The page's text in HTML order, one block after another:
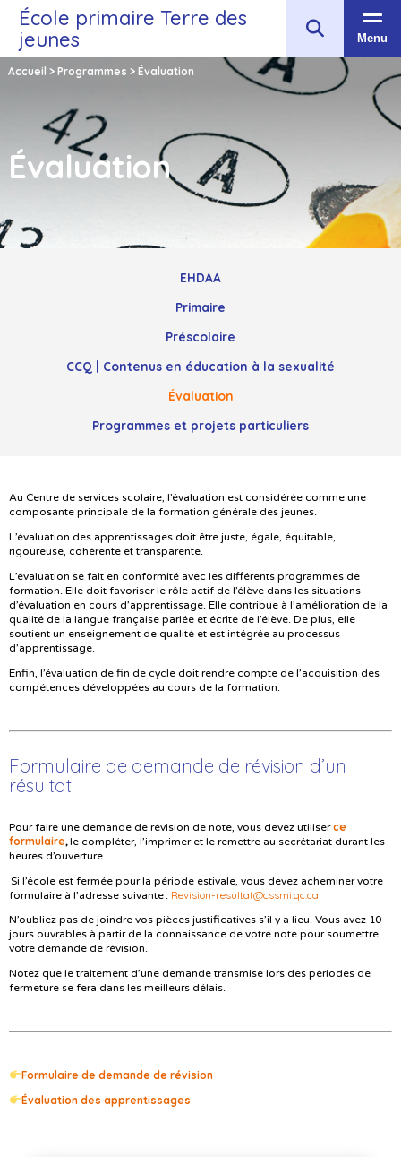
École primaire Terre des
jeunes
Menu
Accueil > Programmes > Évaluation
Évaluation
EHDAA
Primaire
Préscolaire
CCQ | Contenus en éducation à la sexualité
Évaluation
Programmes et projets particuliers
Au Centre de services scolaire, l’évaluation est considérée comme une
composante principale de la formation générale des jeunes.
L’évaluation des apprentissages doit être juste, égale, équitable,
rigoureuse, cohérente et transparente.
L’évaluation se fait en conformité avec les différents programmes de
formation. Elle doit favoriser le rôle actif de l’élève dans les situations
d’évaluation en cours d’apprentissage. Elle contribue à l’amélioration de la
qualité de la langue française parlée et écrite de l’élève. De plus, elle
soutient un enseignement de qualité et est intégrée au processus
d’apprentissage.
Enfin, l’évaluation de fin de cycle doit rendre compte de l’acquisition des
compétences développées au cours de la formation.
Formulaire de demande de révision d’un
résultat
Pour faire une demande de révision de note, vous devez utiliser ce
formulaire, le compléter, l’imprimer et le remettre au secrétariat durant les
heures d’ouverture.
Si l’école est fermée pour la période estivale, vous devez acheminer votre
formulaire à l’adresse suivante : Revision-resultat@cssmi.qc.ca
N’oubliez pas de joindre vos pièces justificatives s’il y a lieu. Vous avez 10
jours ouvrables à partir de la connaissance de votre note pour soumettre
votre demande de révision.
Notez que le traitement d’une demande transmise lors des périodes de
fermeture se fera dans les meilleurs délais.
Formulaire de demande de révision
Évaluation des apprentissages